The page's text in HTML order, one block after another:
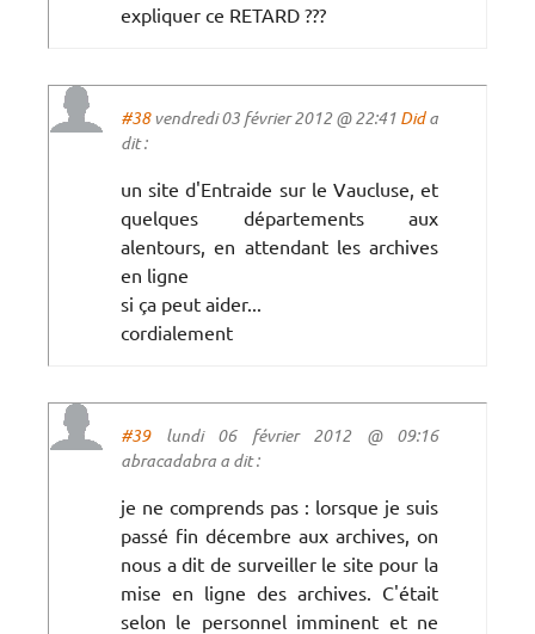
expliquer ce RETARD ???
#38vendredi 03 février 2012 @ 22:41 Dida
dit :
un site d'Entraide sur le Vaucluse, et
quelques départements aux
alentours, en attendant les archives
en ligne
si ça peut aider...
cordialement
#39lundi 06 février 2012 @ 09:16
abracadabra a dit :
je ne comprends pas : lorsque je suis
passé fin décembre aux archives, on
nous a dit de surveiller le site pour la
mise en ligne des archives. C'était
selon le personnel imminent et ne